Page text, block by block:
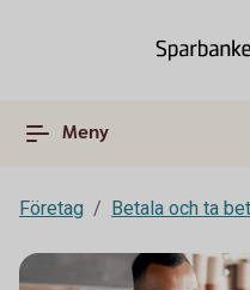
Meny
Företag Betala och ta